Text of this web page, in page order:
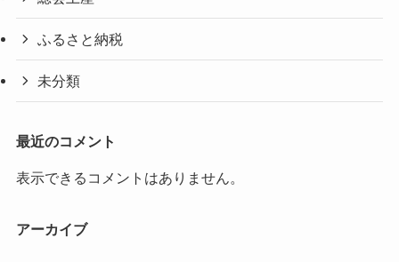
ふるさと納税
未分類
最近のコメント
表示できるコメントはありません。
アーカイブ